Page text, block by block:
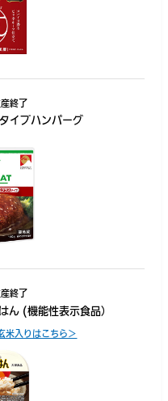
終了
イプハンバーグ
終了
ん (機能性表示食品）
米入りはこちら＞